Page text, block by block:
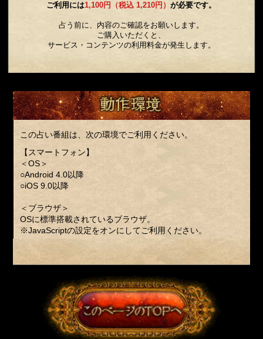
ご利用には1,100円（税込 1,210円）が必要です。
占う前に、内容のご確認をお願いします。
ご購入いただくと、
サービス・コンテンツの利用料金が発生します。
この占い番組は、次の環境でご利用ください。
【スマートフォン】
＜OS＞
○Android 4.0以降
○iOS 9.0以降
＜ブラウザ＞
OSに標準搭載されているブラウザ。
※JavaScriptの設定をオンにしてご利用ください。